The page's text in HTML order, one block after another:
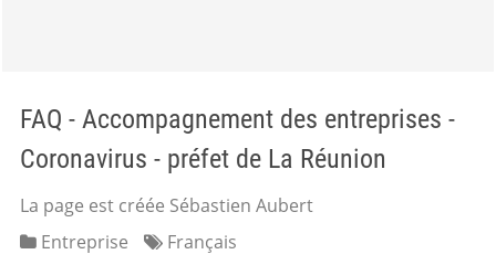
FAQ - Accompagnement des entreprises -
Coronavirus - préfet de La Réunion
La page est créée Sébastien Aubert
Entreprise
Français